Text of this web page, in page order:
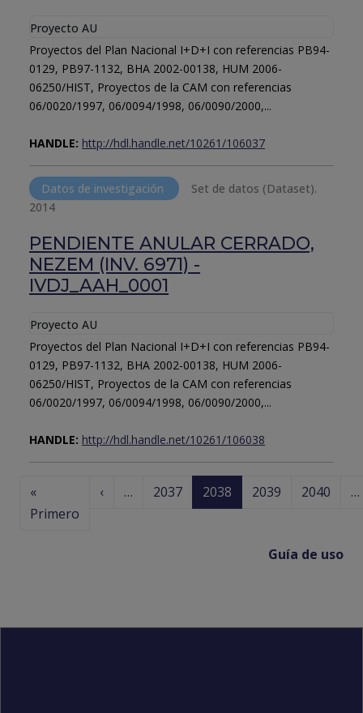
Proyecto AU
Proyectos del Plan Nacional I+D+I con referencias PB94-
0129, PB97-1132, BHA 2002-00138, HUM 2006-
06250/HIST, Proyectos de la CAM con referencias
06/0020/1997, 06/0094/1998, 06/0090/2000,...
HANDLE: http://hdl.handle.net/10261/106037
Datos de investigación
Set de datos (Dataset).
2014
PENDIENTE ANULAR CERRADO,
NEZEM (INV. 6971) -
IVDJ_AAH_0001
Proyecto AU
Proyectos del Plan Nacional I+D+I con referencias PB94-
0129, PB97-1132, BHA 2002-00138, HUM 2006-
06250/HIST, Proyectos de la CAM con referencias
06/0020/1997, 06/0094/1998, 06/0090/2000,...
HANDLE: http://hdl.handle.net/10261/106038
Paginación
«
Primero
‹Página anterior
… 2037 2038 2039 2040 …
Guía de uso